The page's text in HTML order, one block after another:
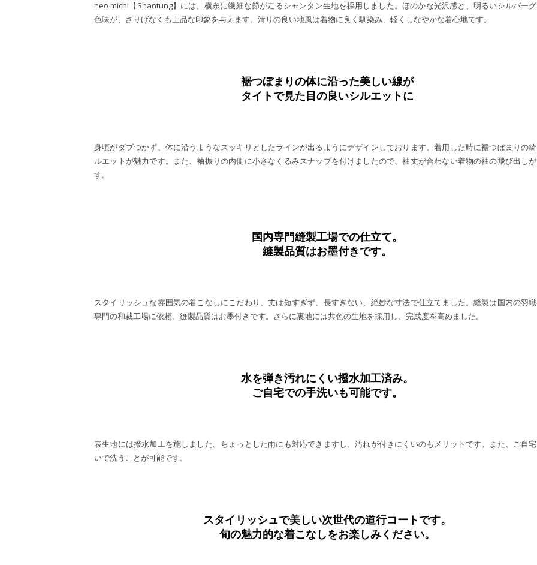
neo michi【Shantung】には、横糸に繊細な節が走るシャンタン生地を採用しました。ほのかな光沢感と、明るいシルバー
色味が、さりげなくも上品な印象を与えます。滑りの良い地風は着物に良く馴染み、軽くしなやかな着心地です。
裾つぼまりの体に沿った美しい線が
タイトで見た目の良いシルエットに
身頃がダブつかず、体に沿うようなスッキリとしたラインが出るようにデザインしております。着用した時に裾つぼまりの
ルエットが魅力です。また、袖振りの内側に小さなくるみスナップを付けましたので、袖丈が合わない着物の袖の飛び出し
す。
国内専門縫製工場での仕立て。
縫製品質はお墨付きです。
スタイリッシュな雰囲気の着こなしにこだわり、丈は短すぎず、長すぎない、絶妙な寸法で仕立てました。縫製は国内の羽
専門の和裁工場に依頼。縫製品質はお墨付きです。さらに裏地には共色の生地を採用し、完成度を高めました。
水を弾き汚れにくい撥水加工済み。
ご自宅での手洗いも可能です。
表生地には撥水加工を施しました。ちょっとした雨にも対応できますし、汚れが付きにくいのもメリットです。また、ご自
いで洗うことが可能です。
スタイリッシュで美しい次世代の道行コートです。
旬の魅力的な着こなしをお楽しみください。